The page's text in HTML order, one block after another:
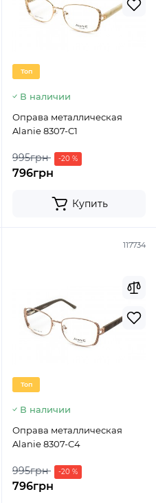
Топ
В наличии
Оправа металлическая
Alanie 8307-C1
995грн -20 %
796грн
Купить
117734
Топ
В наличии
Оправа металлическая
Alanie 8307-C4
995грн -20 %
796грн